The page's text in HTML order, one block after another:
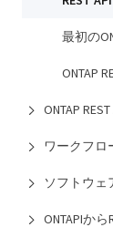
最初の
ONTAP
ONTAP REST
ワークフロ
ソフトウェ
ONTAPIか